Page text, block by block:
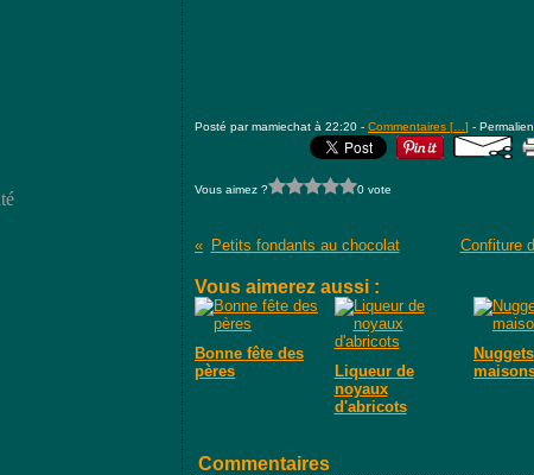
Posté par mamiechat à 22:20 - Commentaires [ ] -
Vous aimez ? 0 vote
Petits fondants au chocolat Confiture
Vous aimerez aussi :
Bonne fête des
pères
Liqueur de
noyaux
d'abricots
Nuggets
Commentaires